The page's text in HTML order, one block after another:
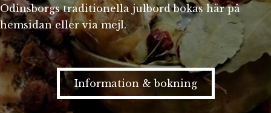
Odinsborgs traditionella julbord bokas här på
hemsidan eller via mejl.
Information & bokning